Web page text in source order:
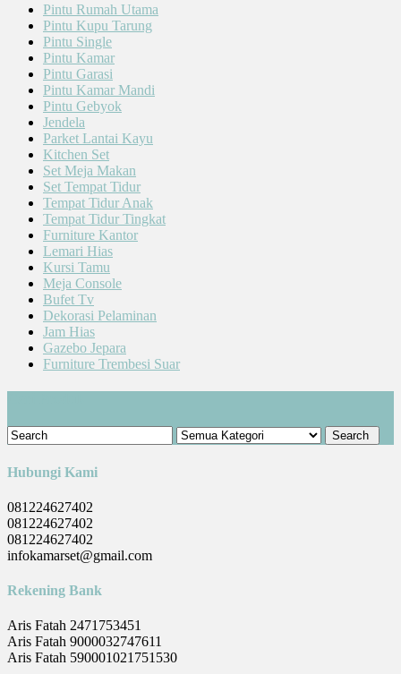
Pintu Rumah Utama
Pintu Kupu Tarung
Pintu Single
Pintu Kamar
Pintu Garasi
Pintu Kamar Mandi
Pintu Gebyok
Jendela
Parket Lantai Kayu
Kitchen Set
Set Meja Makan
Set Tempat Tidur
Tempat Tidur Anak
Tempat Tidur Tingkat
Furniture Kantor
Lemari Hias
Kursi Tamu
Meja Console
Bufet Tv
Dekorasi Pelaminan
Jam Hias
Gazebo Jepara
Furniture Trembesi Suar
Hubungi Kami
081224627402
081224627402
081224627402
infokamarset@gmail.com
Rekening Bank
Aris Fatah 2471753451
Aris Fatah 9000032747611
Aris Fatah 590001021751530